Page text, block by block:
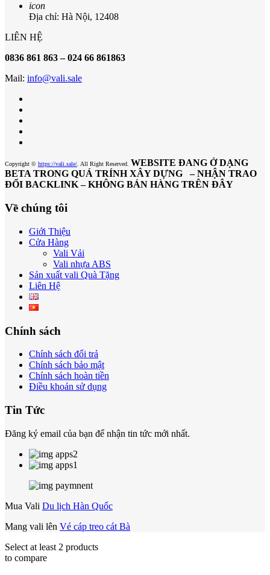
icon
Địa chỉ: Hà Nội, 12408
LIÊN HỆ
0836 861 863 – 024 66 861863
Mail: info@vali.sale
Copyright © https://vali.sale/. All Right Reserved. WEBSITE ĐANG Ở DẠNG
BETA TRONG QUÁ TRÍNH XÂY DỰNG – NHẬN TRAO
ĐỔI BACKLINK – KHÔNG BÁN HÀNG TRÊN ĐÂY
Về chúng tôi
Giới Thiệu
Cửa Hàng
Vali Vải
Vali nhựa ABS
Sản xuất vali Quà Tặng
Liên Hệ
Chính sách
Chính sách đổi trả
Chính sách bảo mật
Chính sách hoàn tiền
Điều khoản sử dụng
Tin Tức
Đăng ký email của bạn để nhận tin tức mới nhất.
Mua Vali Du lịch Hàn Quốc
Mang vali lên Vé cáp treo cát Bà
Select at least 2 products
to compare